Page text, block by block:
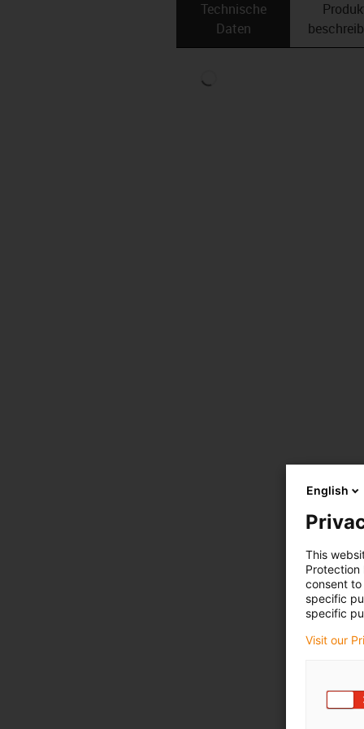
Technische
Daten
English
This
Protection
consent
specific
specific
Visit our